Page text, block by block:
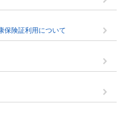
保険証利用について